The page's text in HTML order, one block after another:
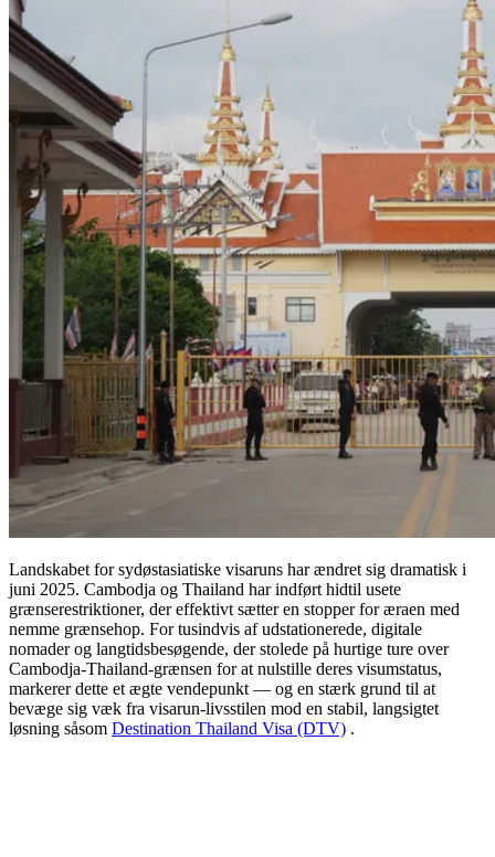
Landskabet for sydøstasiatiske visaruns har ændret sig dramatisk i
juni 2025. Cambodja og Thailand har indført hidtil usete
grænserestriktioner, der effektivt sætter en stopper for æraen med
nemme grænsehop. For tusindvis af udstationerede, digitale
nomader og langtidsbesøgende, der stolede på hurtige ture over
Cambodja-Thailand-grænsen for at nulstille deres visumstatus,
markerer dette et ægte vendepunkt — og en stærk grund til at
bevæge sig væk fra visarun-livsstilen mod en stabil, langsigtet
løsning såsom Destination Thailand Visa (DTV) .